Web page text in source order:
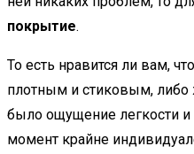
покрытие.
То есть нравится ли вам,
плотным и стиковым, либо
было ощущение легкости и
момент крайне